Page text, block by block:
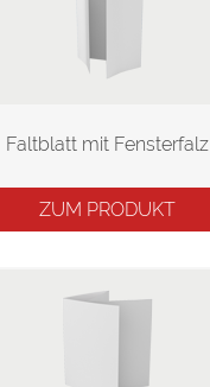
Faltblatt mit Fensterfalz
ZUM PRODUKT